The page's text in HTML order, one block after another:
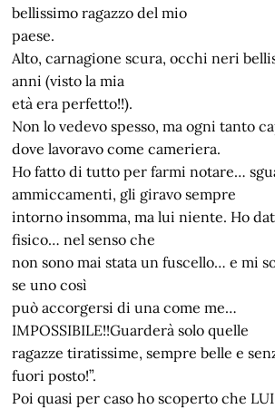
bellissimo ragazzo del mio
paese.
Alto, carnagione scura, occhi neri
anni (visto la mia
età era perfetto!!).
Non lo vedevo spesso, ma ogni tanto
dove lavoravo come cameriera.
Ho fatto di tutto per farmi notare…
ammiccamenti, gli giravo sempre
intorno insomma, ma lui niente. Ho
fisico… nel senso che
non sono mai stata un fuscello… e mi
se uno così
può accorgersi di una come me…
IMPOSSIBILE!!Guarderà solo quelle
ragazze tiratissime, sempre belle e
fuori posto!”.
Poi quasi per caso ho scoperto che